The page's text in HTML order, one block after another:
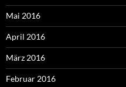
Mai 2016
April 2016
März 2016
Februar 2016